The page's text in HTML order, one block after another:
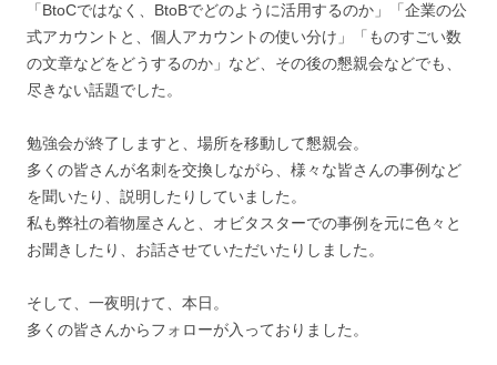
「BtoCではなく、BtoBでどのように活用するのか」「企業の公
式アカウントと、個人アカウントの使い分け」「ものすごい数
の文章などをどうするのか」など、その後の懇親会などでも、
尽きない話題でした。
勉強会が終了しますと、場所を移動して懇親会。
多くの皆さんが名刺を交換しながら、様々な皆さんの事例など
を聞いたり、説明したりしていました。
私も弊社の着物屋さんと、オビタスターでの事例を元に色々と
お聞きしたり、お話させていただいたりしました。
そして、一夜明けて、本日。
多くの皆さんからフォローが入っておりました。